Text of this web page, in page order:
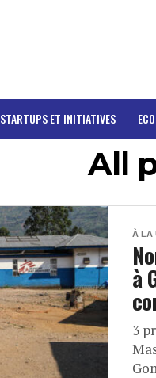
STARTUPS ET INITIATIVES
All
À LA
à
3